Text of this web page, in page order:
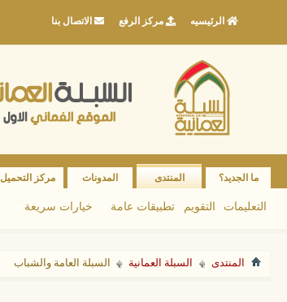
الرئيسيه مركز الرفع الاتصال بنا
ما الجديد؟ المنتدى
التعليمات التقويم تطبيقات عامة خيارات سريعة
المدونات مركز التحميل
المنتدى السبلة العمانية السبلة العامة والشباب